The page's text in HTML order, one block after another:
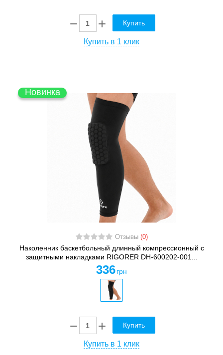
Купить
Купить в 1 клик
Новинка
Отзывы (0)
Наколенник баскетбольный длинный компрессионный с
защитными накладками RIGORER DH-600202-001...
336 грн
Купить
Купить в 1 клик